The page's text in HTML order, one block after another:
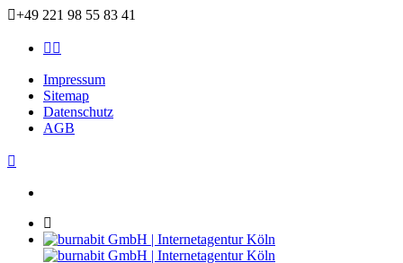
+49 221 98 55 83 41
Impressum
Sitemap
Datenschutz
AGB